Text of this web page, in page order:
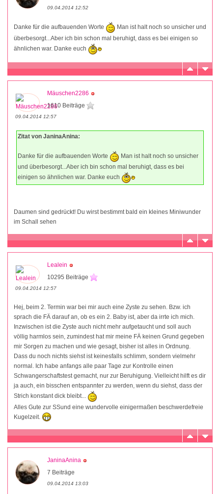
09.04.2014 12:52
Danke für die aufbauenden Worte
Man ist halt noch so unsicher und
überbesorgt...Aber ich bin schon mal beruhigt, dass es bei einigen so
ähnlichen war. Danke euch
Mäuschen2286
1610 Beiträge
09.04.2014 12:57
Zitat von JaninaAnina:
Danke für die aufbauenden Worte
Man ist halt noch so unsicher
und überbesorgt...Aber ich bin schon mal beruhigt, dass es bei
einigen so ähnlichen war. Danke euch
Daumen sind gedrückt! Du wirst bestimmt bald ein kleines Miniwunder
im Schall sehen
Lealein
10295 Beiträge
09.04.2014 12:57
Hej, beim 2. Termin war bei mir auch eine Zyste zu sehen. Bzw. ich
sprach die FÄ darauf an, ob es ein 2. Baby ist, aber da irrte ich mich.
Inzwischen ist die Zyste auch nicht mehr aufgetaucht und soll auch
völlig harmlos sein, zumindest hat mir meine FÄ keinen Grund gegeben
mir Sorgen zu machen und wie gesagt, bisher ist alles in Ordnung.
Dass du noch nichts siehst ist keinesfalls schlimm, sondern vielmehr
normal. Ich habe anfangs alle paar Tage zur Kontrolle einen
Schwangerschaftstest gemacht, nur zur Beruhigung. Vielleicht hilft es dir
ja auch, ein bisschen entspannter zu werden, wenn du siehst, dass der
Strich konstant dick bleibt...
Alles Gute zur SSund eine wundervolle einigermaßen beschwerdefreie
Kugelzeit.
JaninaAnina
7 Beiträge
09.04.2014 13:03